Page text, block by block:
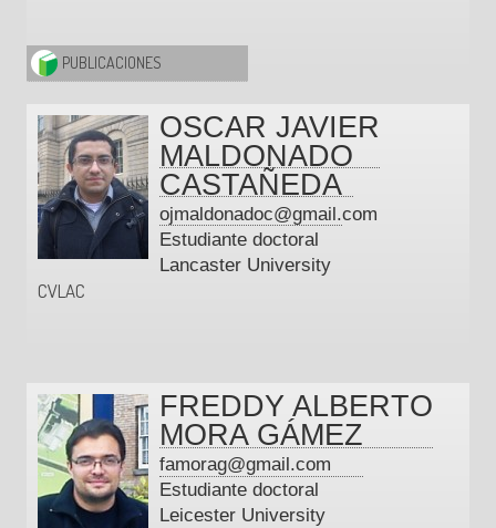
PUBLICACIONES
OSCAR JAVIER
MALDONADO
CASTAÑEDA
ojmaldonadoc@gmail.com
Estudiante doctoral
Lancaster University
CVLAC
FREDDY ALBERTO
MORA GÁMEZ
famorag@gmail.com
Estudiante doctoral
Leicester University